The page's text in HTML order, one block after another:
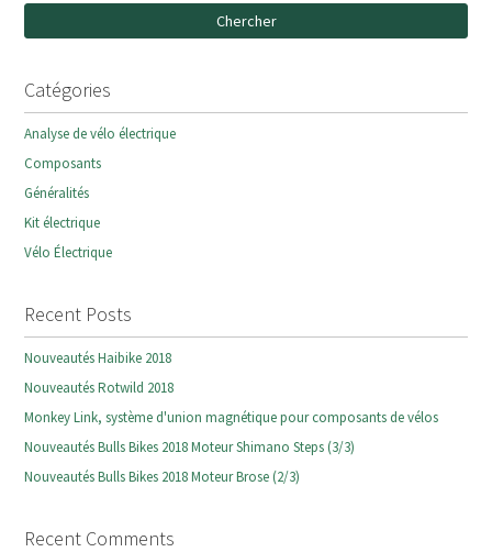
Chercher
Catégories
Analyse de vélo électrique
Composants
Généralités
Kit électrique
Vélo Électrique
Recent Posts
Nouveautés Haibike 2018
Nouveautés Rotwild 2018
Monkey Link, système d'union magnétique pour composants de vélos
Nouveautés Bulls Bikes 2018 Moteur Shimano Steps (3/3)
Nouveautés Bulls Bikes 2018 Moteur Brose (2/3)
Recent Comments